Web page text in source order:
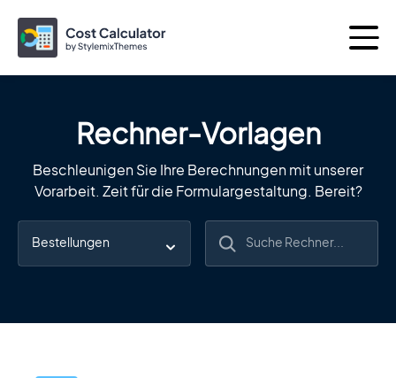
Weitere Produkte von
Rechner-Vorlagen
Beschleunigen Sie Ihre Berechnungen mit unserer
Vorarbeit. Zeit für die Formulargestaltung. Bereit?